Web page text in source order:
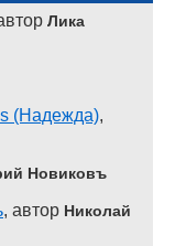
Лика
(Надежда),
Новиковъ
, автор Николай